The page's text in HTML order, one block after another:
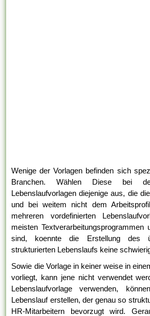
Wenige der Vorlagen befinden sich
Branchen. Wählen Diese bei
Lebenslaufvorlagen diejenige aus, die
und bei weitem nicht dem
mehreren vordefinierten
meisten Textverarbeitungsprogrammen
sind, koennte die Erstellung des
strukturierten Lebenslaufs keine
Sowie die Vorlage in keiner weise in
vorliegt, kann jene nicht verwendet
Lebenslaufvorlage verwenden,
Lebenslauf erstellen, der genau so
HR-Mitarbeitern bevorzugt wird.